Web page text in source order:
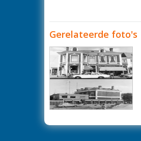
Gerelateerde foto's